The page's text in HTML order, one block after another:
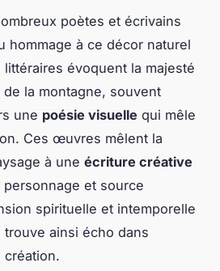
poètes et écrivains
hommage à ce décor naturel
évoquent la majesté
la montagne, souvent
une poésie visuelle qui mêle
Ces œuvres mêlent la
à une écriture créative
et source
spirituelle et intemporelle
ainsi écho dans
création.